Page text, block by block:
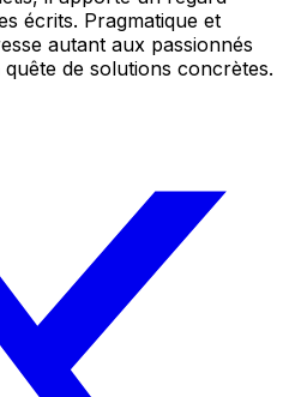
écrits. Pragmatique et
autant aux passionnés
de solutions concrètes.